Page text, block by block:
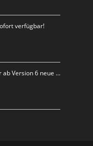
verfügbar!
ab Version 6 neue …